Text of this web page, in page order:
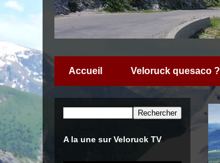
Accueil Veloruck quesaco ?
A la une sur Veloruck TV